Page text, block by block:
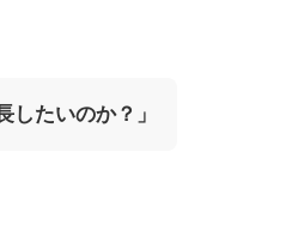
したいのか？」